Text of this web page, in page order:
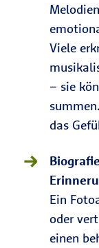
Viele
– sie
das
Ein
oder
einen